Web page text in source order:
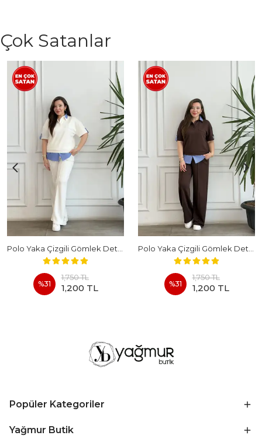
Çok Satanlar
%31
1,750 TL
1,200 TL %31
1,750 TL
1,200 TL
Popüler Kategoriler
Yağmur Butik